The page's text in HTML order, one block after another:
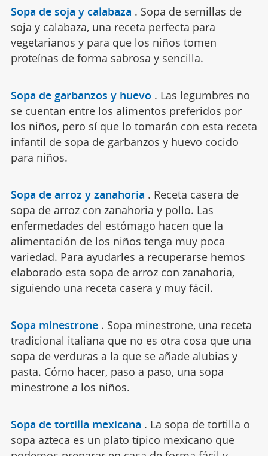
Sopa de soja y calabaza . Sopa de semillas de
soja y calabaza, una receta perfecta para
vegetarianos y para que los niños tomen
proteínas de forma sabrosa y sencilla.
Sopa de garbanzos y huevo . Las legumbres no
se cuentan entre los alimentos preferidos por
los niños, pero sí que lo tomarán con esta receta
infantil de sopa de garbanzos y huevo cocido
para niños.
Sopa de arroz y zanahoria . Receta casera de
sopa de arroz con zanahoria y pollo. Las
enfermedades del estómago hacen que la
alimentación de los niños tenga muy poca
variedad. Para ayudarles a recuperarse hemos
elaborado esta sopa de arroz con zanahoria,
siguiendo una receta casera y muy fácil.
Sopa minestrone . Sopa minestrone, una receta
tradicional italiana que no es otra cosa que una
sopa de verduras a la que se añade alubias y
pasta. Cómo hacer, paso a paso, una sopa
minestrone a los niños.
Sopa de tortilla mexicana . La sopa de tortilla o
sopa azteca es un plato típico mexicano que